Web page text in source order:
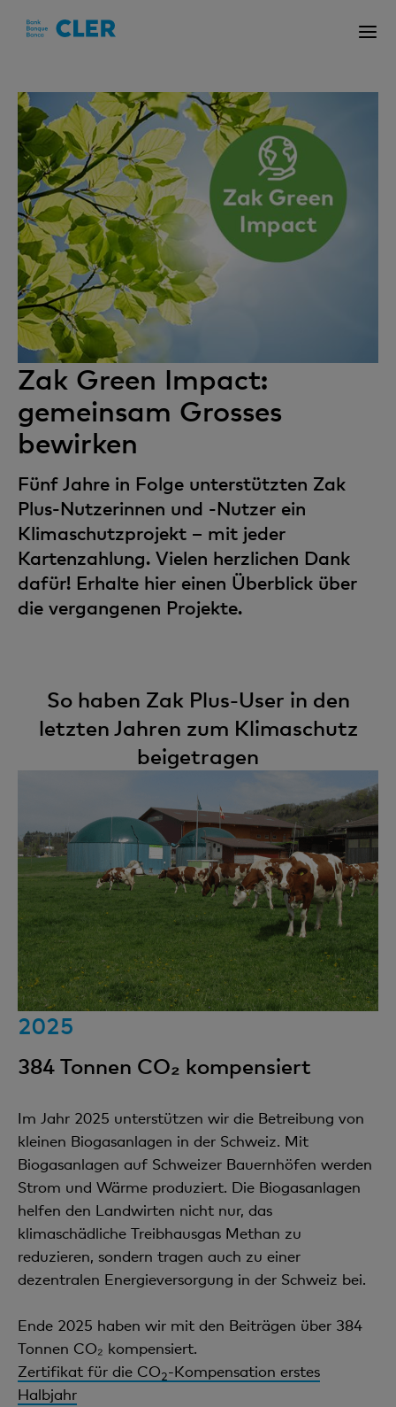
Zak Green Impact:
gemeinsam Grosses
bewirken
Fünf Jahre in Folge unterstützten Zak
Plus-Nutzerinnen und -Nutzer ein
Klimaschutzprojekt – mit jeder
Kartenzahlung. Vielen herzlichen Dank
dafür! Erhalte hier einen Überblick über
die vergangenen Projekte.
So haben Zak Plus-User in den
letzten Jahren zum Klimaschutz
beigetragen
2025
384 Tonnen CO₂ kompensiert
Im Jahr 2025 unterstützen wir die Betreibung von
kleinen Biogasanlagen in der Schweiz. Mit
Biogasanlagen auf Schweizer Bauernhöfen werden
Strom und Wärme produziert. Die Biogasanlagen
helfen den Landwirten nicht nur, das
klimaschädliche Treibhausgas Methan zu
reduzieren, sondern tragen auch zu einer
dezentralen Energieversorgung in der Schweiz bei.
Ende 2025 haben wir mit den Beiträgen über 384
Tonnen CO₂ kompensiert.
Zertifikat für die CO2-Kompensation erstes
Halbjahr